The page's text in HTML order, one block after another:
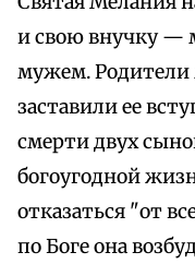
и свою внучку
мужем.
заставили ее
смерти двух
богоугодной
отказаться "от
по Боге она